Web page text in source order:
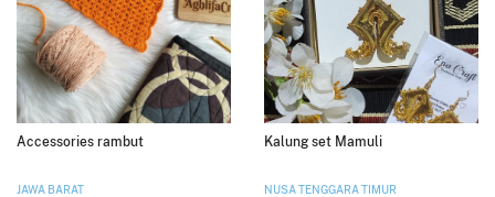
Accessories rambut
JAWA BARAT
Kalung set Mamuli
NUSA TENGGARA TIMUR